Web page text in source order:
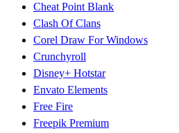
Cheat Point Blank
Clash Of Clans
Corel Draw For Windows
Crunchyroll
Disney+ Hotstar
Envato Elements
Free Fire
Freepik Premium